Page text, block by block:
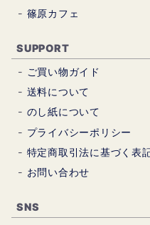
篠原カフェ
SUPPORT
ご買い物ガイド
送料について
のし紙について
プライバシーポリシー
特定商取引法に基づく表
お問い合わせ
SNS